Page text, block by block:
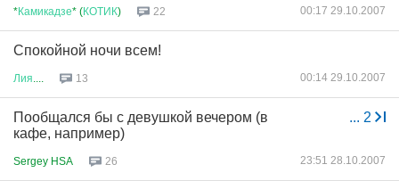
*Камикадзе* (КОТИК) 22 00:17 29.10.2007
Спокойной ночи всем!
Лия 13 00:14 29.10.2007
... 2
Пообщался бы с девушкой вечером (в
кафе, например)
Sergey HSA 26 23:51 28.10.2007